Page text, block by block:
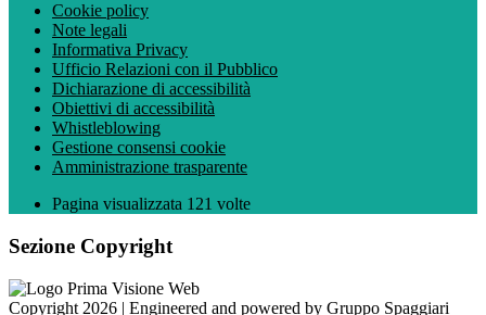
Cookie policy
Note legali
Informativa Privacy
Ufficio Relazioni con il Pubblico
Dichiarazione di accessibilità
Obiettivi di accessibilità
Whistleblowing
Gestione consensi cookie
Amministrazione trasparente
Pagina visualizzata 121 volte
Sezione Copyright
Copyright 2026 | Engineered and powered by Gruppo Spaggiari